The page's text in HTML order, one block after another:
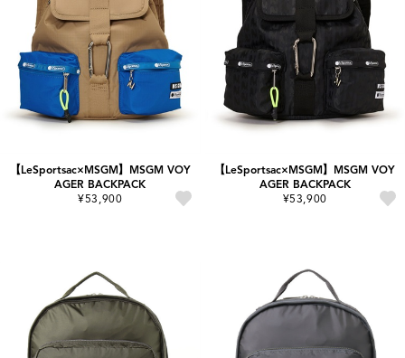
【LeSportsac×MSGM】MSGM VOY
AGER BACKPACK
¥53,900
【LeSportsac×MSGM】MSGM VOY
AGER BACKPACK
¥53,900